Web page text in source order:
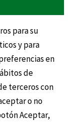
para su
y para
en
de
terceros con
o no
Aceptar,